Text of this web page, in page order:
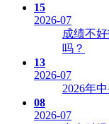
15
2026-07
成绩不
吗？
13
2026-07
2026年
08
2026-07